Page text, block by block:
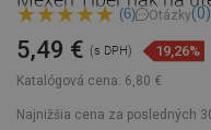
(6) Otázky(0)
Katalógová cena: 6,80 €
5,49 € (s DPH) 19,26%
Najnižšia cena za posledných